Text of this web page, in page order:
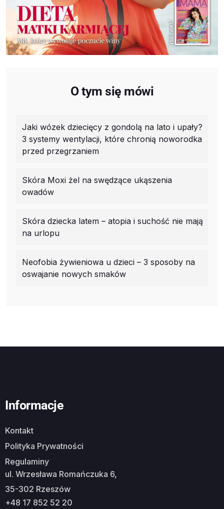
O tym się mówi
Jaki wózek dziecięcy z gondolą na lato i upały?
3 systemy wentylacji, które chronią noworodka
przed przegrzaniem
Skóra Moxi żel na swędzące ukąszenia
owadów
Skóra dziecka latem – atopia i suchość nie mają
na urlopu
Neofobia żywieniowa u dzieci – 3 sposoby na
oswajanie nowych smaków
Informacje
Kontakt
Polityka Prywatności
Regulaminy
ul. Wrzesława Romańczuka 6,
35-302 Rzeszów
+48 17 852 52 20